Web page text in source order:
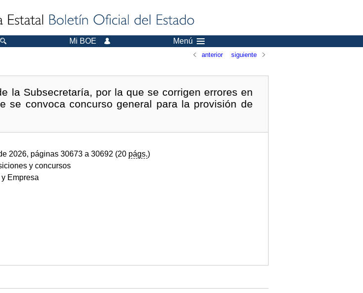
Mi BOE Menú
anterior siguiente
la Subsecretaría, por la que se corrigen errores en
se convoca concurso general para la provisión de
2026, páginas 30673 a 30692 (20 págs.)
y concursos
Empresa